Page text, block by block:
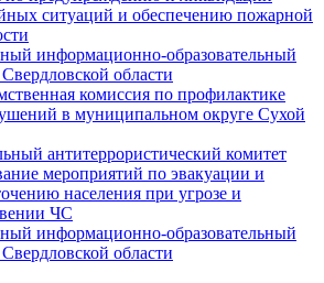
ситуаций и обеспечению пожарной
информационно-образовательный
области
комиссия по профилактике
в муниципальном округе Сухой
антитеррористический комитет
мероприятий по эвакуации и
населения при угрозе и
ЧС
информационно-образовательный
области